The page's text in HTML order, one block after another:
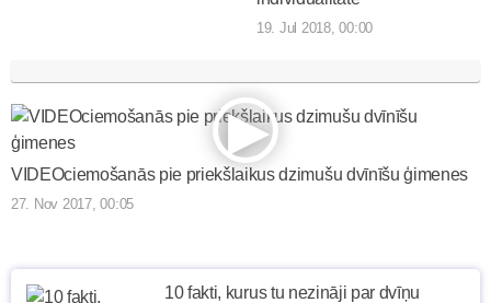
19. Jul 2018, 00:00
VIDEOciemošanās pie priekšlaikus dzimušu dvīnīšu ģimenes
27. Nov 2017, 00:05
10 fakti, kurus tu nezināji par dvīņu